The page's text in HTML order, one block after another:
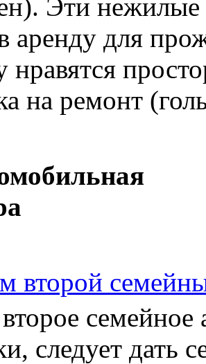
Эти нежилые
аренду для
нравятся
на ремонт
второй
семейное
следует дать